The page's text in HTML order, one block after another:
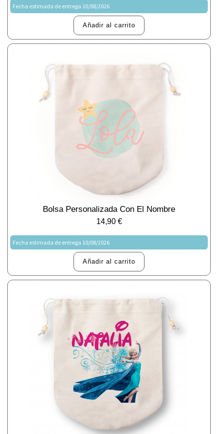
Fecha estimada de entrega 10/08/2026
Añadir al carrito
Bolsa Personalizada Con El Nombre
14,90 €
Fecha estimada de entrega 10/08/2026
Añadir al carrito